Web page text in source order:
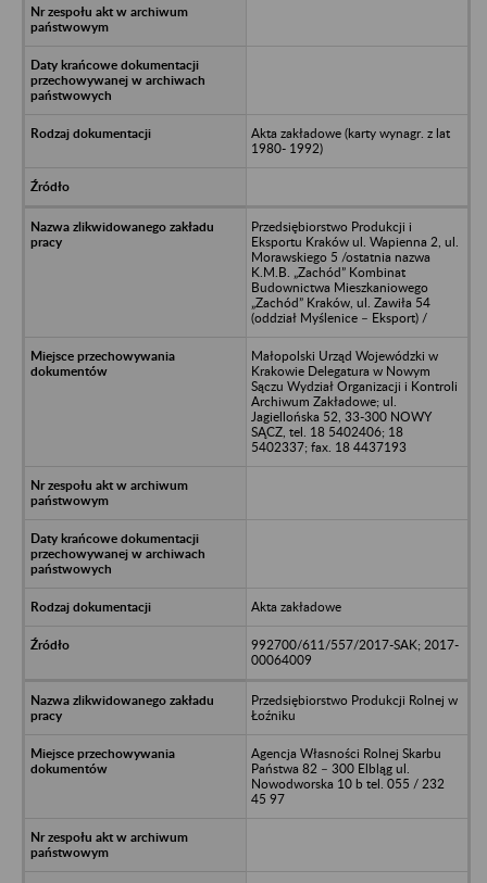
Akta zakładowe (karty wynagr. z lat
1980- 1992)
Przedsiębiorstwo Produkcji i
Eksportu Kraków ul. Wapienna 2, ul.
Morawskiego 5 /ostatnia nazwa
K.M.B. „Zachód” Kombinat
Budownictwa Mieszkaniowego
„Zachód” Kraków, ul. Zawiła 54
(oddział Myślenice – Eksport) /
Małopolski Urząd Wojewódzki w
Krakowie Delegatura w Nowym
Sączu Wydział Organizacji i Kontroli
Archiwum Zakładowe; ul.
Jagiellońska 52, 33-300 NOWY
SĄCZ, tel. 18 5402406; 18
5402337; fax. 18 4437193
Akta zakładowe
992700/611/557/2017-SAK; 2017-
00064009
Przedsiębiorstwo Produkcji Rolnej w
Łoźniku
Agencja Własności Rolnej Skarbu
Państwa 82 – 300 Elbląg ul.
Nowodworska 10 b tel. 055 / 232
45 97